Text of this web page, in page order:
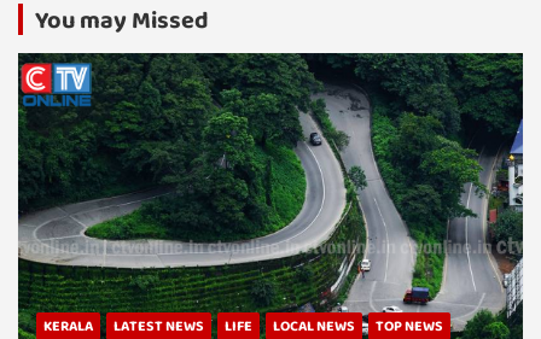
You may Missed
KERALA LATEST NEWS LIFE LOCAL NEWS TOP NEWS